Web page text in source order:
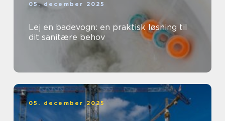
05. december 2025
Lej en badevogn: en praktisk løsning til
dit sanitære behov
05. december 2025